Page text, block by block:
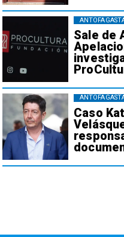
Sale de
Caso